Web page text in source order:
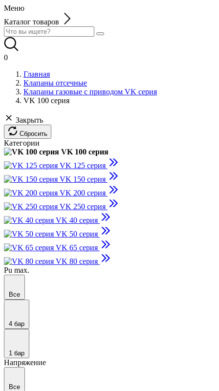
Меню
Каталог товаров
0
Главная
Клапаны отсечные
Клапаны газовые с приводом VK серия
VK 100 серия
Закрыть
Сбросить
Категории
VK 100 серия
VK 125 серия
VK 150 серия
VK 200 серия
VK 250 серия
VK 40 серия
VK 50 серия
VK 65 серия
VK 80 серия
Pu max.
Все
4 бар
1 бар
Напряжение
Все